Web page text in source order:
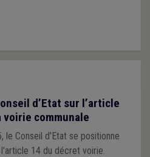
d’Etat sur l’article
communale
le Conseil d'Etat se positionne
14 du décret voirie.